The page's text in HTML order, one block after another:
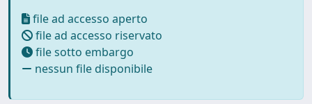
file ad accesso aperto
file ad accesso riservato
file sotto embargo
nessun file disponibile